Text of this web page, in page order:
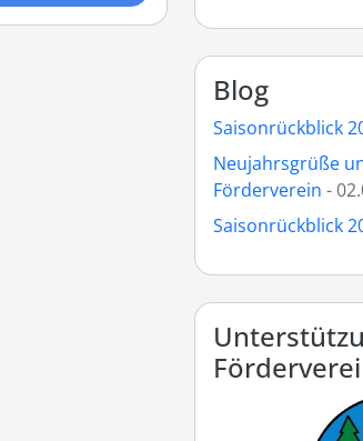
Blog
Saisonrückblick
Neujahrsgrüße
Förderverein -
Saisonrückblick